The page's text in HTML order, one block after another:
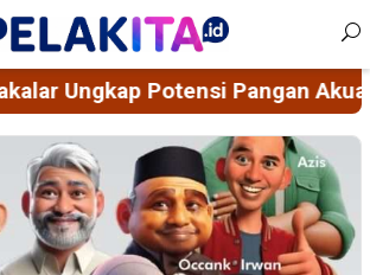
Takalar, Ajak Investor